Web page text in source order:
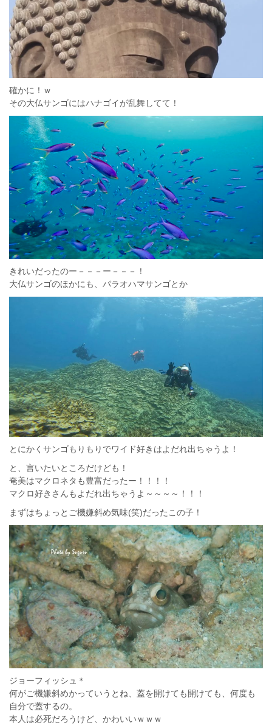
確かに！ｗ
その大仏サンゴにはハナゴイが乱舞してて！
きれいだったのー－－－ー－－－！
大仏サンゴのほかにも、パラオハマサンゴとか
とにかくサンゴもりもりでワイド好きはよだれ出ちゃうよ！
と、言いたいところだけども！
奄美はマクロネタも豊富だったー！！！！
マクロ好きさんもよだれ出ちゃうよ～～～～！！！
まずはちょっとご機嫌斜め気味(笑)だったこの子！
ジョーフィッシュ＊
何がご機嫌斜めかっていうとね、蓋を開けても開けても、何度も
自分で蓋するの。
本人は必死だろうけど、かわいいｗｗｗ